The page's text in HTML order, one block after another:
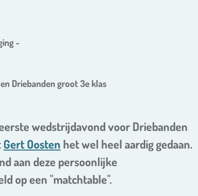
-
Driebanden groot 3e klas
wedstrijdavond voor Driebanden
Gert Oosten het wel heel aardig gedaan.
aan deze persoonlijke
op een "matchtable".